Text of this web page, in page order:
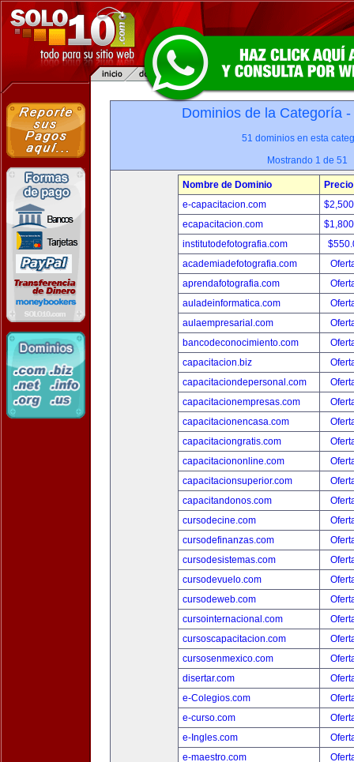
Dominios de la Categoría -
51 dominios en esta
Mostrando 1 de 51
Nombre de Dominio
Precio
e-capacitacion.com
ecapacitacion.com
institutodefotografia.com
academiadefotografia.com
aprendafotografia.com
auladeinformatica.com
aulaempresarial.com
bancodeconocimiento.com
capacitacion.biz
capacitaciondepersonal.com
capacitacionempresas.com
capacitacionencasa.com
capacitaciongratis.com
capacitaciononline.com
capacitacionsuperior.com
capacitandonos.com
cursodecine.com
cursodefinanzas.com
cursodesistemas.com
cursodevuelo.com
cursodeweb.com
cursointernacional.com
cursoscapacitacion.com
cursosenmexico.com
disertar.com
e-Colegios.com
e-curso.com
e-Ingles.com
e-maestro.com